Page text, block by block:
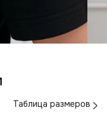
Таблица размеров